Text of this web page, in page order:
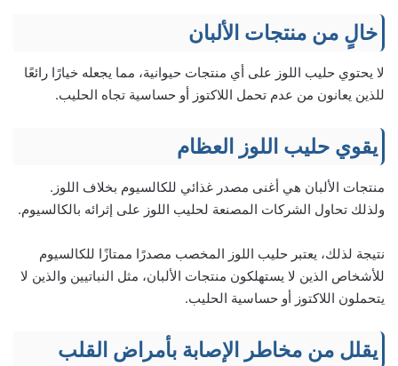
خالٍ من منتجات الألبان
لا يحتوي حليب اللوز على أي منتجات حيوانية، مما يجعله خيارًا رائعًا
للذين يعانون من عدم تحمل اللاكتوز أو حساسية تجاه الحليب.
يقوي حليب اللوز العظام
منتجات الألبان هي أغنى مصدر غذائي للكالسيوم بخلاف اللوز.
ولذلك تحاول الشركات المصنعة لحليب اللوز على إثرائه بالكالسيوم.
نتيجة لذلك، يعتبر حليب اللوز المخصب مصدرًا ممتازًا للكالسيوم
للأشخاص الذين لا يستهلكون منتجات الألبان، مثل النباتيين والذين لا
يتحملون اللاكتوز أو حساسية الحليب.
يقلل من مخاطر الإصابة بأمراض القلب